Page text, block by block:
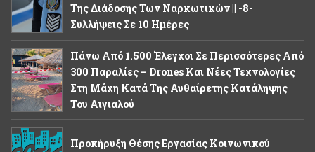
Της Διάδοσης Των Ναρκωτικών || -8-
Συλλήψεις Σε 10 Ημέρες
Πάνω Από 1.500 Έλεγχοι Σε Περισσότερες Από
300 Παραλίες – Drones Και Νέες Τεχνολογίες
Στη Μάχη Κατά Της Αυθαίρετης Κατάληψης
Του Αιγιαλού
Προκήρυξη Θέσης Εργασίας Κοινωνικού